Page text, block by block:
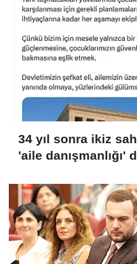
34 yıl sonra ikiz
'aile danışmanlığı'